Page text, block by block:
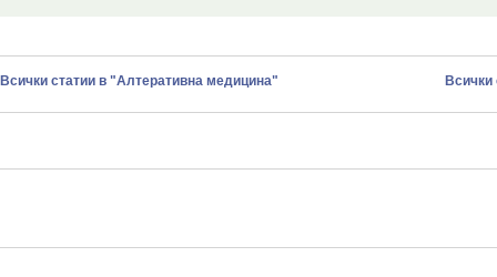
Всички статии в "Алтеративна медицина" Всички